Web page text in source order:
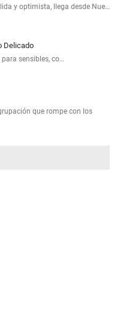
y optimista, llega desde Nue…
Delicado
sensibles, co…
que rompe con los